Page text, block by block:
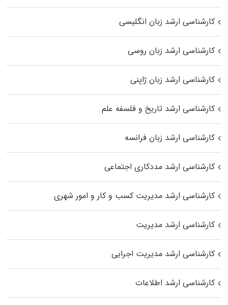
کارشناسی ارشد زبان انگلیسی
کارشناسی ارشد زبان روسی
کارشناسی ارشد زبان ژاپنی
کارشناسی ارشد تاریخ و فلسفه علم
کارشناسی ارشد زبان فرانسه
کارشناسی ارشد مددکاری اجتماعی
کارشناسی ارشد مدیریت کسب و کار و امور شهری
کارشناسی ارشد مدیریت
کارشناسی ارشد مدیریت اجرایی
کارشناسی ارشد اطلاعات